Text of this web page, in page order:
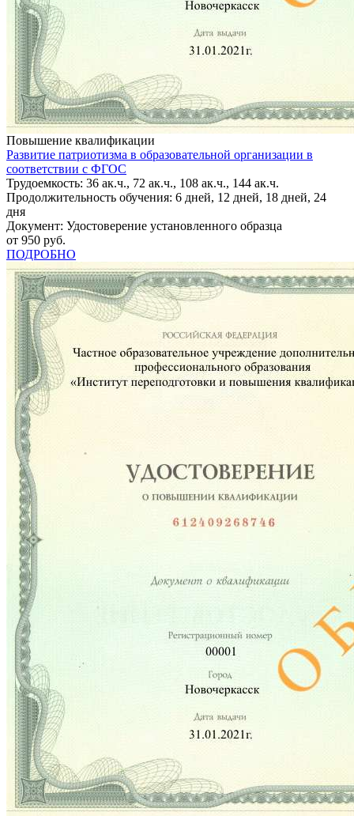
Повышение квалификации
Развитие патриотизма в образовательной организации в
соответствии с ФГОС
Трудоемкость: 36 ак.ч., 72 ак.ч., 108 ак.ч., 144 ак.ч.
Продолжительность обучения: 6 дней, 12 дней, 18 дней, 24
дня
Документ: Удостоверение установленного образца
от 950 руб.
ПОДРОБНО